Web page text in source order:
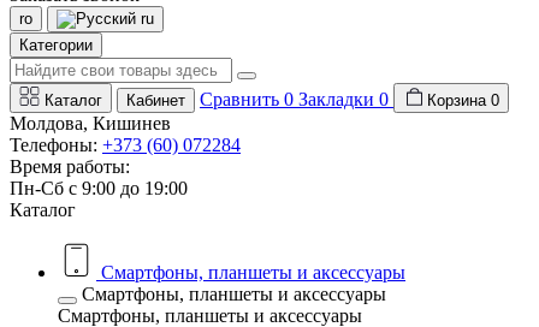
ro
ru
Категории
Каталог Кабинет Сравнить 0 Закладки 0 Корзина 0
Молдова, Кишинев
Телефоны: +373 (60) 072284
Время работы:
Пн-Сб с 9:00 до 19:00
Каталог
Смартфоны, планшеты и аксессуары
Смартфоны, планшеты и аксессуары
Смартфоны, планшеты и аксессуары